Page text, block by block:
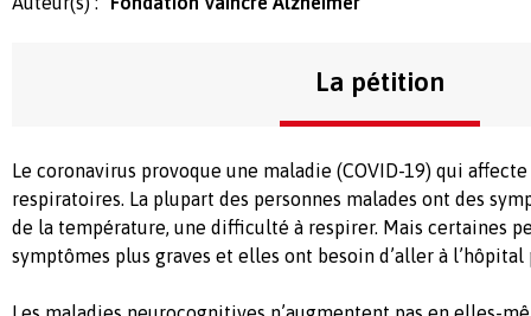
La pétition
Le coronavirus provoque une maladie (COVID-19) qui
respiratoires. La plupart des personnes malades ont des
de la température, une difficulté à respirer. Mais certaines
symptômes plus graves et elles ont besoin d’aller à l’hôpital